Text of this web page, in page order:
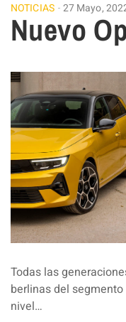
NOTICIAS 27 Mayo,
Nuevo
Todas las
berlinas del
nivel…